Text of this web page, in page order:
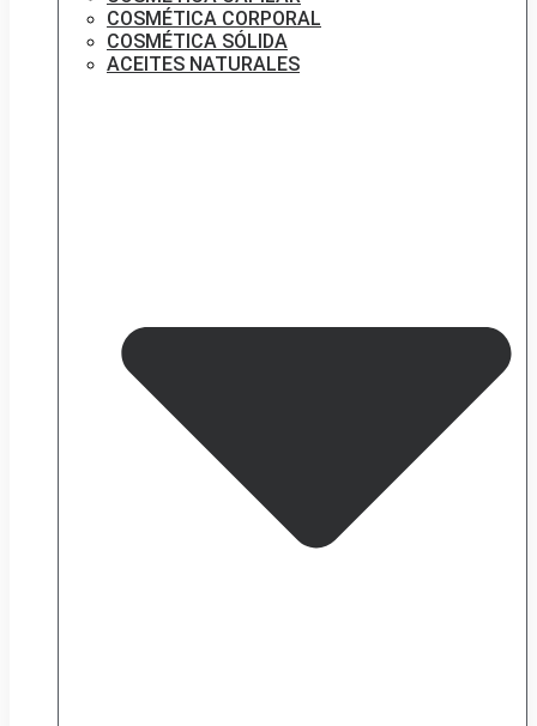
COSMÉTICA CORPORAL
COSMÉTICA SÓLIDA
ACEITES NATURALES